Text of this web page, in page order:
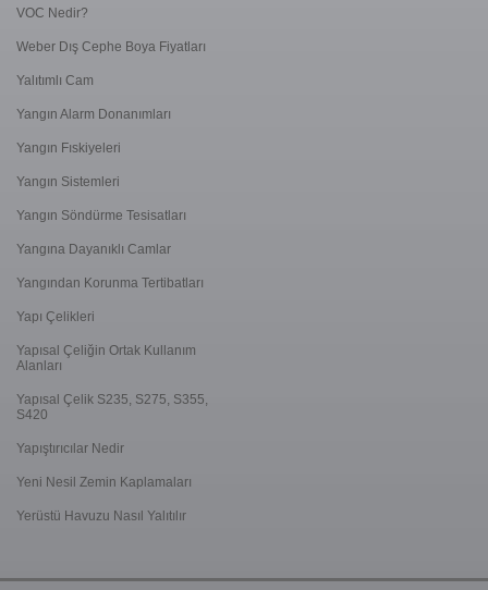
VOC Nedir?
Weber Dış Cephe Boya Fiyatları
Yalıtımlı Cam
Yangın Alarm Donanımları
Yangın Fıskiyeleri
Yangın Sistemleri
Yangın Söndürme Tesisatları
Yangına Dayanıklı Camlar
Yangından Korunma Tertibatları
Yapı Çelikleri
Yapısal Çeliğin Ortak Kullanım
Alanları
Yapısal Çelik S235, S275, S355,
S420
Yapıştırıcılar Nedir
Yeni Nesil Zemin Kaplamaları
Yerüstü Havuzu Nasıl Yalıtılır